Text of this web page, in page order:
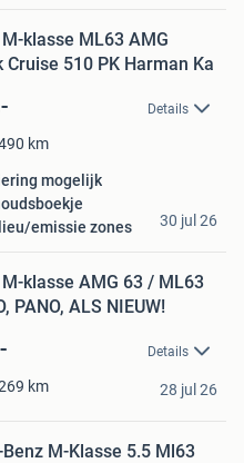
klasse ML63 AMG
Cruise 510 PK Harman Ka
Details
km
mogelijk
emissie zones
30 jul 26
klasse AMG 63 / ML63
PANO, ALS NIEUW!
Details
km 28 jul 26
M-Klasse 5.5 Ml63